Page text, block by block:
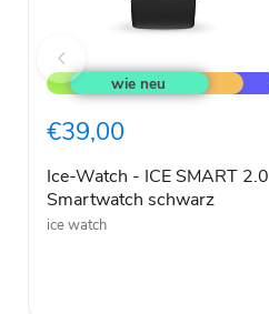
Ice-
Watch
-
SMART
Smartwatch
schwarz
€39,00
Ice-Watch - ICE SMART 2.0
Smartwatch schwarz
ice watch